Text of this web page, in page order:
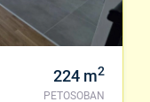
224 m2
PETOSOBAN